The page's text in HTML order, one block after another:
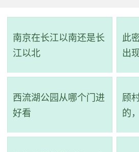
南站乘地铁7号线(广州南站方向)经
步行232米到达目的地。
路线三：全程35.3公里，耗时1
路线简介：起点 ->步行-> 497路
南京在长江以南还是长
江以北
此
出
西流湖公园从哪个门进
好看
顾
的